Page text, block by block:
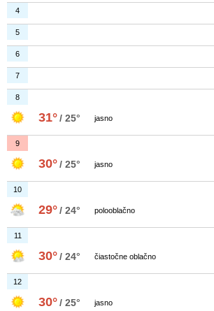
4
5
6
7
8
31°/ 25° jasno
9
30°/ 25° jasno
10
29°/ 24° polooblačno
11
30°/ 24° čiastočne oblačno
12
30°/ 25° jasno